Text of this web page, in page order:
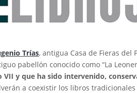
Trías, antigua Casa de Fieras del
pabellón conocido como “La
y que ha sido intervenido,
a coexistir los libros